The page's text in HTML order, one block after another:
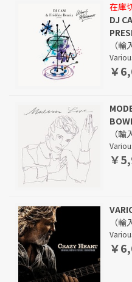
在庫
DJ
（輸
￥
（輸
￥
（輸
￥